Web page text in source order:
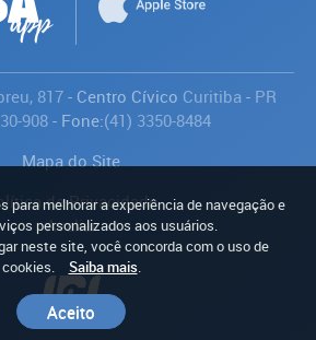
817- Centro Cívico Curitiba- PR
908- Fone:(41) 3350-8484
Mapa do Site
de Privacidade
Avaliar
para melhorar a experiência de navegação e
personalizados aos usuários.
neste site, você concorda com o uso de
cookies.
Saiba mais.
Aceito